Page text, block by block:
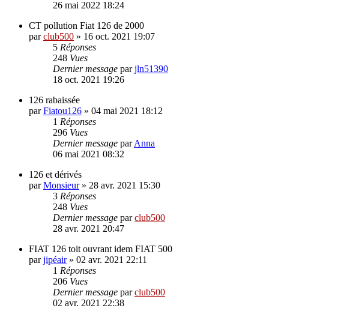
26 mai 2022 18:24
CT pollution Fiat 126 de 2000
parclub500 » 16 oct. 2021 19:07
5 Réponses
248 Vues
Dernier message parjln51390
18 oct. 2021 19:26
126 rabaissée
parFiatou126 » 04 mai 2021 18:12
1 Réponses
296 Vues
Dernier message parAnna
06 mai 2021 08:32
126 et dérivés
parMonsieur» 28 avr. 2021 15:30
3 Réponses
248 Vues
Dernier message parclub500
28 avr. 2021 20:47
FIAT 126 toit ouvrant idem FIAT 500
parjipéair» 02 avr. 2021 22:11
1 Réponses
206 Vues
Dernier message parclub500
02 avr. 2021 22:38